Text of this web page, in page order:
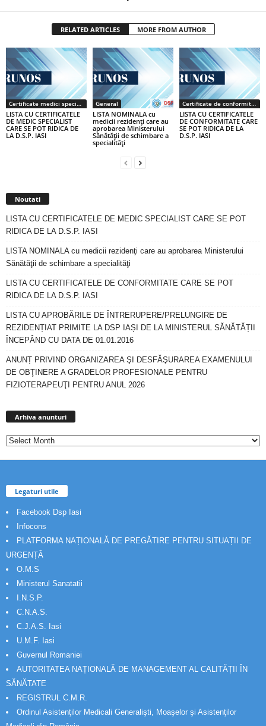
RELATED ARTICLES MORE FROM AUTHOR
Certificate medici specialiști / primari
LISTA CU CERTIFICATELE
DE MEDIC SPECIALIST
CARE SE POT RIDICA DE
LA D.S.P. IASI
General
LISTA NOMINALA cu
medicii rezidenţi care au
aprobarea Ministerului
Sănătăţii de schimbare a
specialităţi
Certificate de conformitate
LISTA CU CERTIFICATELE
DE CONFORMITATE CARE
SE POT RIDICA DE LA
D.S.P. IASI
Noutati
LISTA CU CERTIFICATELE DE MEDIC SPECIALIST CARE SE POT
RIDICA DE LA D.S.P. IASI
LISTA NOMINALA cu medicii rezidenţi care au aprobarea Ministerului
Sănătăţii de schimbare a specialităţi
LISTA CU CERTIFICATELE DE CONFORMITATE CARE SE POT
RIDICA DE LA D.S.P. IASI
LISTA CU APROBĂRILE DE ÎNTRERUPERE/PRELUNGIRE DE
REZIDENȚIAT PRIMITE LA DSP IAȘI DE LA MINISTERUL SĂNĂTĂȚII
ÎNCEPÂND CU DATA DE 01.01.2016
ANUNȚ PRIVIND ORGANIZAREA ŞI DESFĂŞURAREA EXAMENULUI
DE OBŢINERE A GRADELOR PROFESIONALE PENTRU
FIZIOTERAPEUŢI PENTRU ANUL 2026
Arhiva anunturi
Legaturi utile
Facebook Dsp Iasi
Infocons
PLATFORMA NAȚIONALĂ DE PREGĂTIRE PENTRU SITUAȚII DE
URGENȚĂ
O.M.S
Ministerul Sanatatii
I.N.S.P.
C.N.A.S.
C.J.A.S. Iasi
U.M.F. Iasi
Guvernul Romaniei
AUTORITATEA NAȚIONALĂ DE MANAGEMENT AL CALITĂȚII ÎN
SĂNĂTATE
REGISTRUL C.M.R.
Ordinul Asistenţilor Medicali Generalişti, Moaşelor şi Asistenţilor